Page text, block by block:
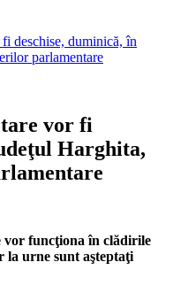
deschise, duminică, în
parlamentare
vor fi
Harghita,
vor funcţiona în clădirile
la urne sunt aşteptaţi